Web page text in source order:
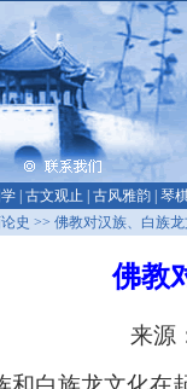
古文观止 古风雅韵 琴
史 >> 佛教对汉族、白族
佛教
来源